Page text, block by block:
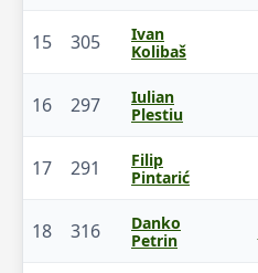
15 305
Ivan
Kolibaš
16 297
Iulian
Plestiu
17 291
Filip
Pintarić
18 316
Danko
Petrin